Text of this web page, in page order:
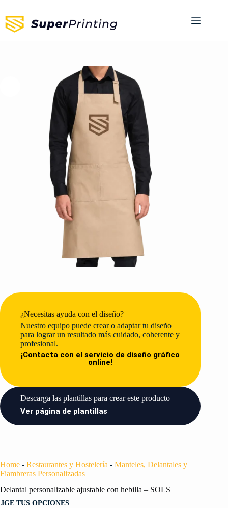
¿Necesitas ayuda con el diseño?
Nuestro equipo puede crear o adaptar tu diseño
para lograr un resultado más cuidado, coherente y
profesional.
¡Contacta con el servicio de diseño gráfico
online!
Descarga las plantillas para crear este producto​
Ver página de plantillas
Home - Restaurantes y Hostelería - Manteles, Delantales y
Fiambreras Personalizadas
Delantal personalizable ajustable con hebilla – SOLS
TUS OPCIONES